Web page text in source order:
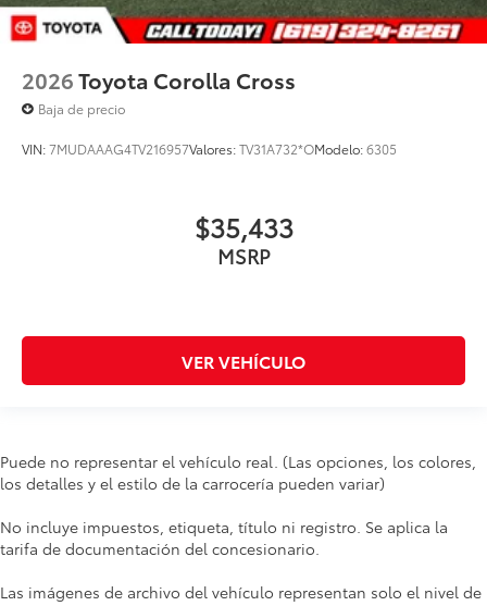
2026Toyota Corolla Cross
Baja de precio
VIN:7MUDAAAG4TV216957Valores:TV31A732*OModelo:6305
$35,433
MSRP
VER VEHÍCULO
Puede no representar el vehículo real. (Las opciones, los colores,
los detalles y el estilo de la carrocería pueden variar)
No incluye impuestos, etiqueta, título ni registro. Se aplica la
tarifa de documentación del concesionario.
Las imágenes de archivo del vehículo representan solo el nivel de